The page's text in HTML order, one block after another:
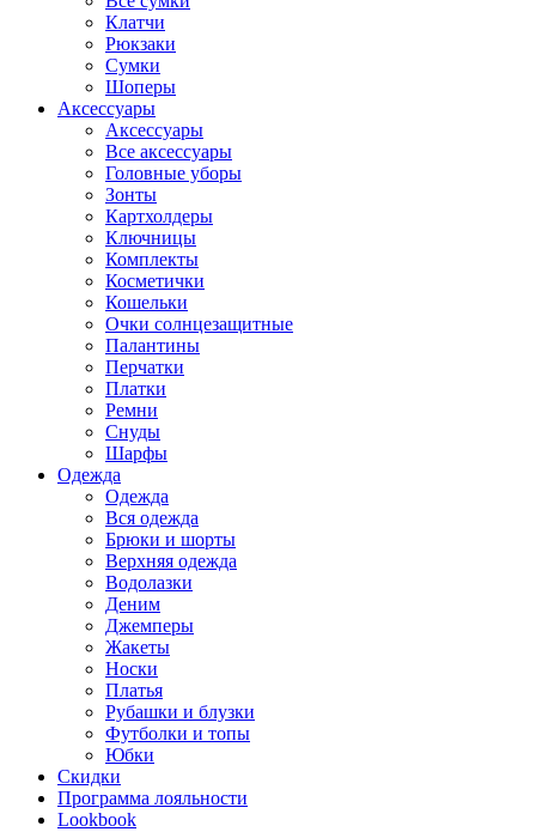
Клатчи
Рюкзаки
Сумки
Шоперы
Аксессуары
Аксессуары
Все аксессуары
Головные уборы
Зонты
Картхолдеры
Ключницы
Комплекты
Косметички
Кошельки
Очки солнцезащитные
Палантины
Перчатки
Платки
Ремни
Снуды
Шарфы
Одежда
Одежда
Вся одежда
Брюки и шорты
Верхняя одежда
Водолазки
Деним
Джемперы
Жакеты
Носки
Платья
Рубашки и блузки
Футболки и топы
Юбки
Скидки
Программа лояльности
Lookbook